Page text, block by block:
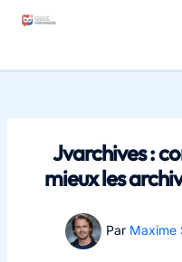
Jvarchives :
mieux les
Par Maxime